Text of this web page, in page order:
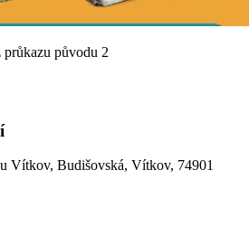
původu 2
Vítkov, Budišovská, Vítkov, 74901